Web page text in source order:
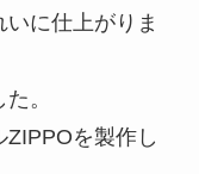
に仕上がりま
。
を製作し